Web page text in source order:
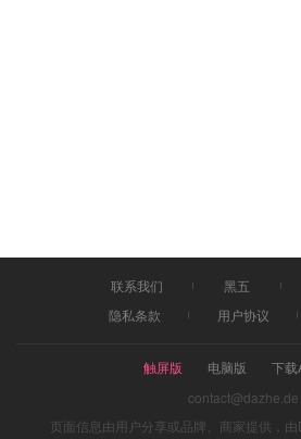
联系我们 黑五
隐私条款
用户协议
触屏版 电脑版
下载
contact@dazhe.de
页面信息由用户分享或品牌、商家提供，